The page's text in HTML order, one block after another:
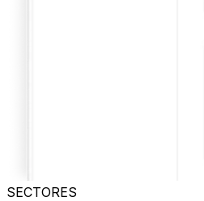
SECTORES